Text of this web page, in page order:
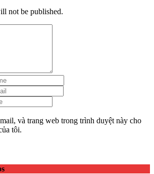
not be published.
và trang web trong trình duyệt này cho
tôi.